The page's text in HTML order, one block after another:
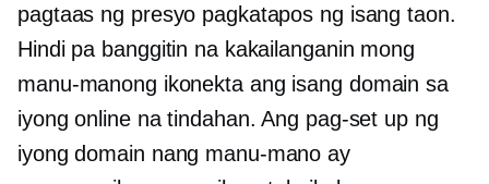
pagtaas ng presyo pagkatapos ng isang taon.
Hindi pa banggitin na kakailanganin mong
manu-manong ikonekta ang isang domain sa
iyong online na tindahan. Ang pag-set up ng
iyong domain nang manu-mano ay